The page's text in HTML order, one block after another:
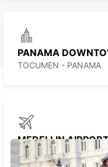
PANAMA
TOCUMEN - PANAMA
MEDELLIN
MEDELLIN -